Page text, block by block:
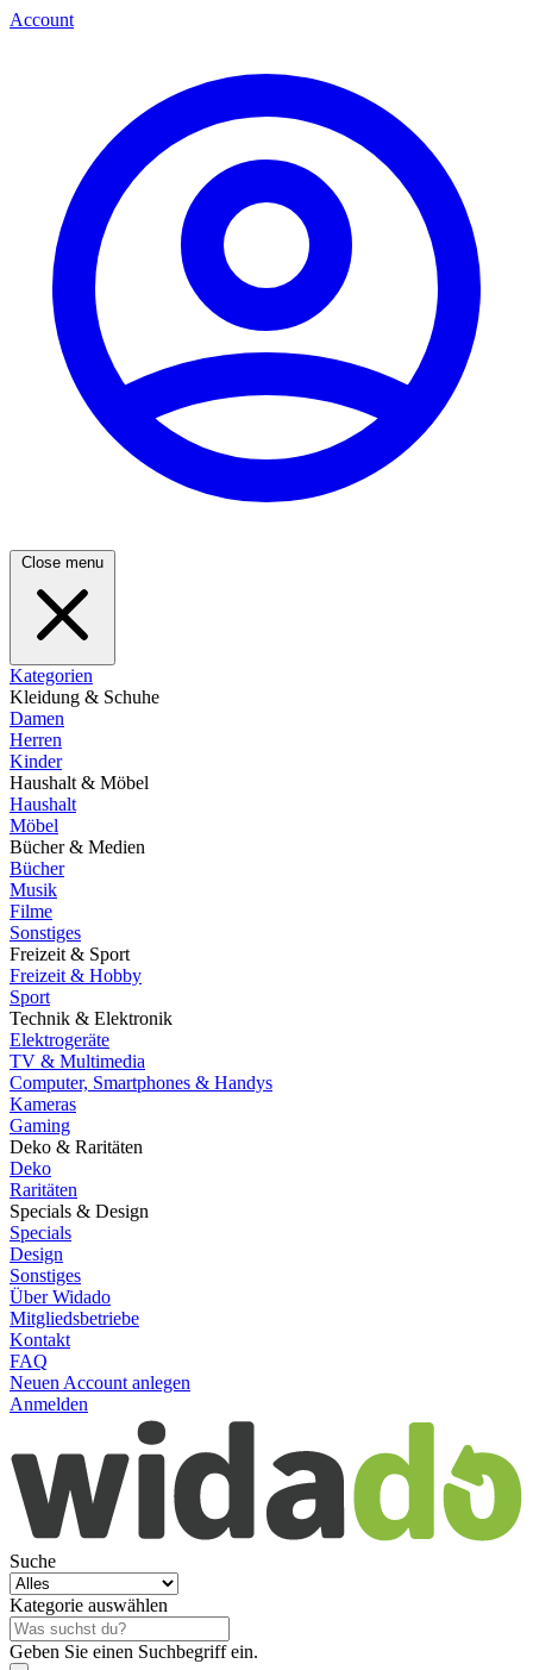
Account
Close menu
Kategorien
Kleidung & Schuhe
Damen
Herren
Kinder
Haushalt & Möbel
Haushalt
Möbel
Bücher & Medien
Bücher
Musik
Filme
Sonstiges
Freizeit & Sport
Freizeit & Hobby
Sport
Technik & Elektronik
Elektrogeräte
TV & Multimedia
Computer, Smartphones & Handys
Kameras
Gaming
Deko & Raritäten
Deko
Raritäten
Specials & Design
Specials
Design
Sonstiges
Über Widado
Mitgliedsbetriebe
Kontakt
FAQ
Neuen Account anlegen
Anmelden
Suche
Kategorie auswählen
Geben Sie einen Suchbegriff ein.